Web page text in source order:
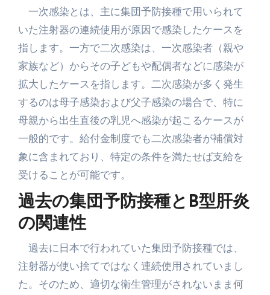
一次感染とは、主に集団予防接種で用いられて
いた注射器の連続使用が原因で感染したケースを
指します。一方で二次感染は、一次感染者（親や
家族など）からその子どもや配偶者などに感染が
拡大したケースを指します。二次感染が多く発生
するのは母子感染および父子感染の場合で、特に
母親から出生直後の乳児へ感染が起こるケースが
一般的です。給付金制度でも二次感染者が補償対
象に含まれており、特定の条件を満たせば支給を
受けることが可能です。
過去の集団予防接種とB型肝炎
の関連性
過去に日本で行われていた集団予防接種では、
注射器が使い捨てではなく連続使用されていまし
た。そのため、適切な衛生管理がされないまま何